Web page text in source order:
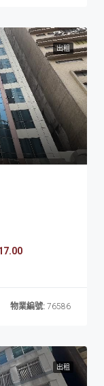
出租
物業編號: 76586
出租